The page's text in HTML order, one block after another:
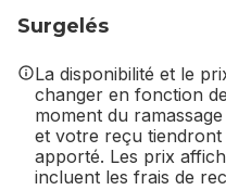
Surgelés
La disponibilité et le
changer en fonction
moment du
et votre reçu
apporté. Les prix
incluent les frais de